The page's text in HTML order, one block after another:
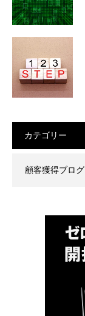
カテゴリー
顧客獲得ブログ